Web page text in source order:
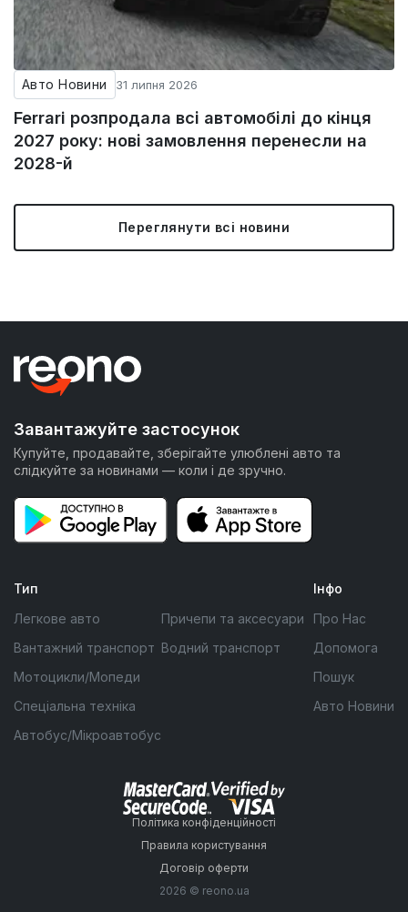
Авто Новини 31 липня 2026
Ferrari розпродала всі автомобілі до кінця
2027 року: нові замовлення перенесли на
2028-й
Переглянути всі новини
Завантажуйте застосунок
Купуйте, продавайте, зберігайте улюблені авто та
слідкуйте за новинами — коли і де зручно.
Тип
Легкове авто
Вантажний транспорт
Мотоцикли/Мопеди
Спеціальна техніка
Автобус/Мікроавтобус
Причепи та аксесуари
Водний транспорт
Інфо
Про Нас
Допомога
Пошук
Авто Новини
Політика конфіденційності
Правила користування
Договір оферти
2026 © reono.ua